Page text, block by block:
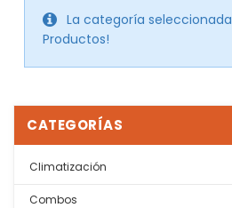
La categoría seleccionada
Productos!
CATEGORÍAS
Climatización
Combos